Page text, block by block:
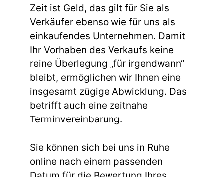
Zeit ist Geld, das gilt für Sie als
Verkäufer ebenso wie für uns als
einkaufendes Unternehmen. Damit
Ihr Vorhaben des Verkaufs keine
reine Überlegung „für irgendwann“
bleibt, ermöglichen wir Ihnen eine
insgesamt zügige Abwicklung. Das
betrifft auch eine zeitnahe
Terminvereinbarung.
Sie können sich bei uns in Ruhe
online nach einem passenden